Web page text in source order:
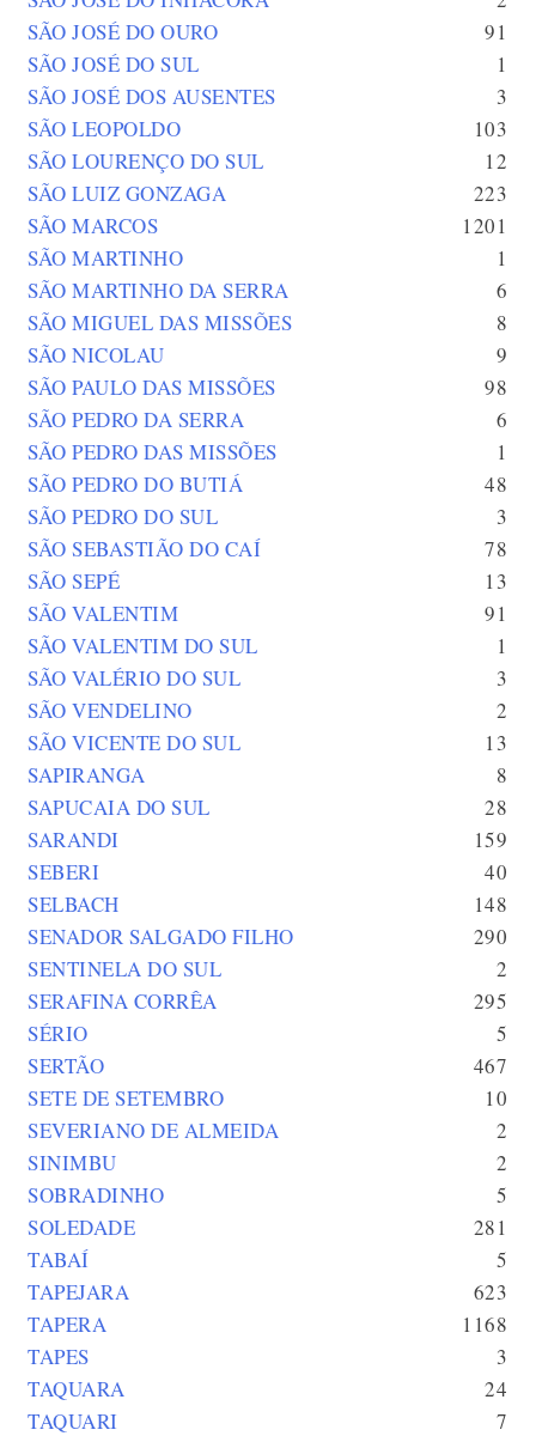
SÃO JOSÉ DO OURO
91
SÃO JOSÉ DO SUL
1
SÃO JOSÉ DOS AUSENTES
3
SÃO LEOPOLDO
103
SÃO LOURENÇO DO SUL
12
SÃO LUIZ GONZAGA
223
SÃO MARCOS
1201
SÃO MARTINHO
1
SÃO MARTINHO DA SERRA
6
SÃO MIGUEL DAS MISSÕES
8
SÃO NICOLAU
9
SÃO PAULO DAS MISSÕES
98
SÃO PEDRO DA SERRA
6
SÃO PEDRO DAS MISSÕES
1
SÃO PEDRO DO BUTIÁ
48
SÃO PEDRO DO SUL
3
SÃO SEBASTIÃO DO CAÍ
78
SÃO SEPÉ
13
SÃO VALENTIM
91
SÃO VALENTIM DO SUL
1
SÃO VALÉRIO DO SUL
3
SÃO VENDELINO
2
SÃO VICENTE DO SUL
13
SAPIRANGA
8
SAPUCAIA DO SUL
28
SARANDI
159
SEBERI
40
SELBACH
148
SENADOR SALGADO FILHO
290
SENTINELA DO SUL
2
SERAFINA CORRÊA
295
SÉRIO
5
SERTÃO
467
SETE DE SETEMBRO
10
SEVERIANO DE ALMEIDA
2
SINIMBU
2
SOBRADINHO
5
SOLEDADE
281
TABAÍ
5
TAPEJARA
623
TAPERA
1168
TAPES
3
TAQUARA
24
TAQUARI
7